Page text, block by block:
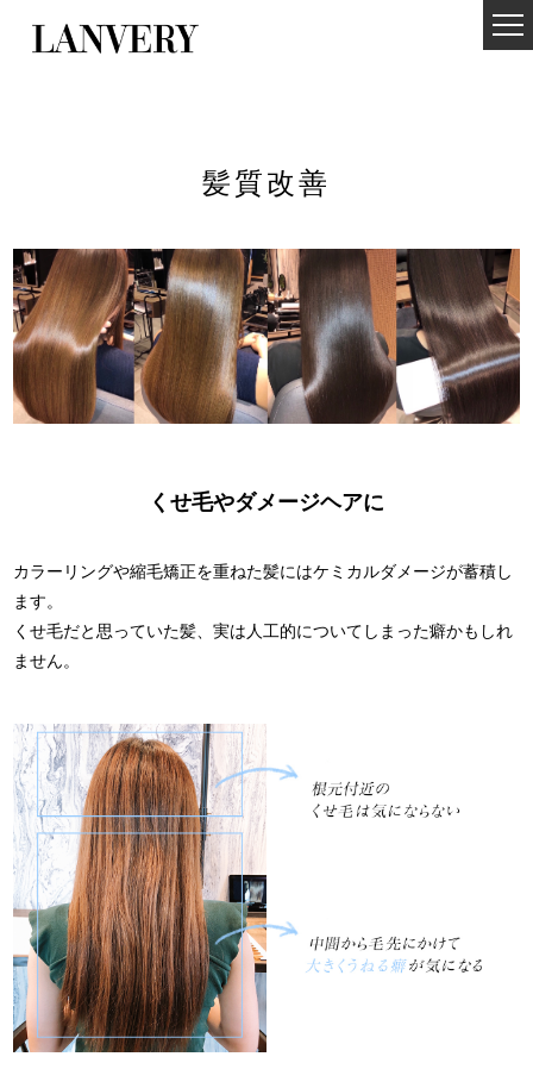
髪質改善
くせ毛やダメージヘアに
カラーリングや縮毛矯正を重ねた髪にはケミカルダメージが蓄積し
ます。
くせ毛だと思っていた髪、実は人工的についてしまった癖かもしれ
ません。